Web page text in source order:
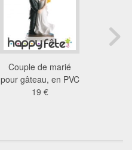
Couple de marié
pour gâteau, en PVC
19 €